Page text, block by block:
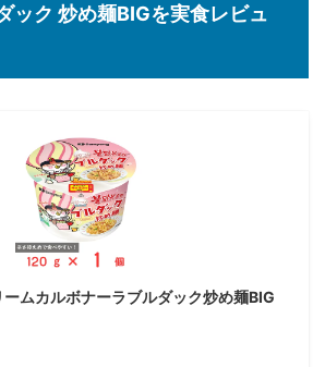
ック 炒め麺BIGを実食レビュ
ムカルボナーラブルダック炒め麺BIG